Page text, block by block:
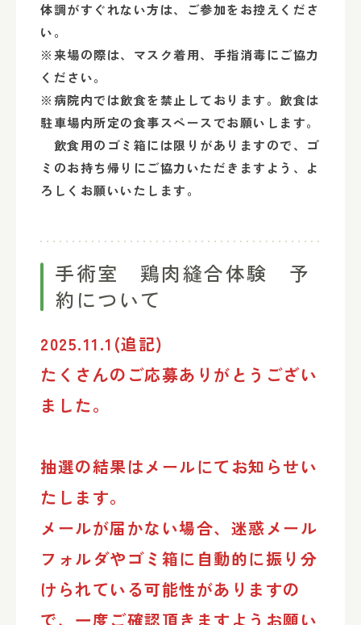
体調がすぐれない方は、ご参加をお控えくださ
い。
※来場の際は、マスク着用、手指消毒にご協力
ください。
※病院内では飲食を禁止しております。飲食は
駐車場内所定の食事スペースでお願いします。
飲食用のゴミ箱には限りがありますので、ゴ
ミのお持ち帰りにご協力いただきますよう、よ
ろしくお願いいたします。
手術室 鶏肉縫合体験 予
約について
2025.11.1(追記)
たくさんのご応募ありがとうござい
ました。
抽選の結果はメールにてお知らせい
たします。
メールが届かない場合、迷惑メール
フォルダやゴミ箱に自動的に振り分
けられている可能性がありますの
で、一度ご確認頂きますようお願い